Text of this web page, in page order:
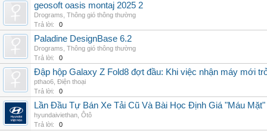
geosoft oasis montaj 2025 2
Drograms Thông gió thông thường
Trả lời:
0
Paladine DesignBase 6.2
Drograms Thông gió thông thường
Trả lời:
0
Đập hộp Galaxy Z Fold8 đợt đầu: Khi việc nhận máy mới
pthao6 Điện thoại
Trả lời:
0
Lần Đầu Tự Bán Xe Tải Cũ Và Bài Học Định Giá "Máu
hyundaiviethan Ôtô
Trả lời:
0